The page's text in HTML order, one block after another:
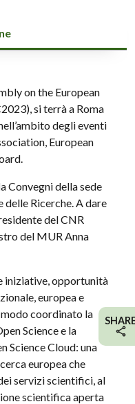
on the European
si terrà a Roma
degli eventi
European
Convegni della sede
Ricerche. A dare
del CNR
del MUR Anna
iniziative, opportunità
europea e
coordinato la
Science e la
Science Cloud: una
europea che
servizi scientifici, al
scientifica aperta